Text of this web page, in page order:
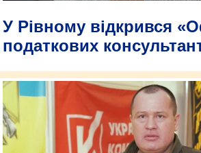
У Рівному відкрився
податкових